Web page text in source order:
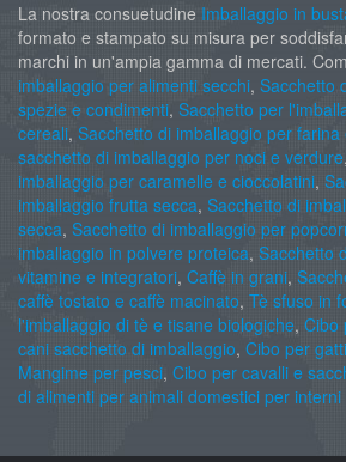
La nostra consuetudine Imballaggio in
formato e stampato su misura per
marchi in un'ampia gamma di mercati.
imballaggio per alimenti secchi, Sacchetto
spezie e condimenti, Sacchetto per
cereali, Sacchetto di imballaggio per farina
sacchetto di imballaggio per noci e verdure,
imballaggio per caramelle e cioccolatini,
imballaggio frutta secca, Sacchetto di
secca, Sacchetto di imballaggio per
imballaggio in polvere proteica, Sacchetto
vitamine e integratori, Caffè in grani,
caffè tostato e caffè macinato, Tè sfuso in
l'imballaggio di tè e tisane biologiche, Cibo
cani sacchetto di imballaggio, Cibo per gatti
Mangime per pesci, Cibo per cavalli e
di alimenti per animali domestici per interni